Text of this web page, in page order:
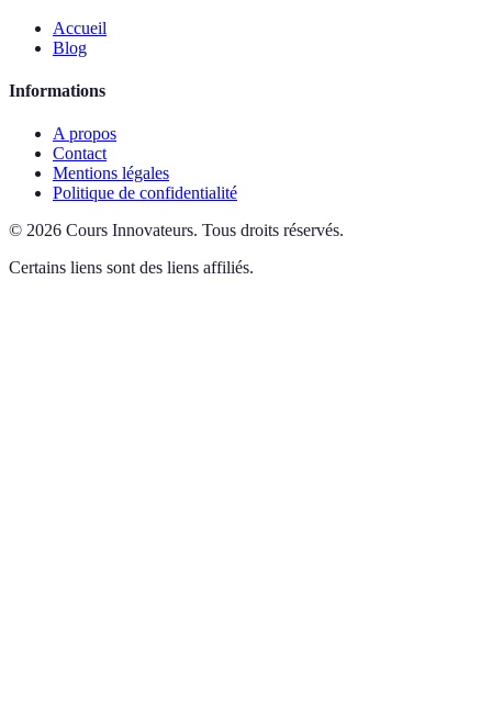
Accueil
Blog
Informations
A propos
Contact
Mentions légales
Politique de confidentialité
© 2026 Cours Innovateurs. Tous droits réservés.
Certains liens sont des liens affiliés.